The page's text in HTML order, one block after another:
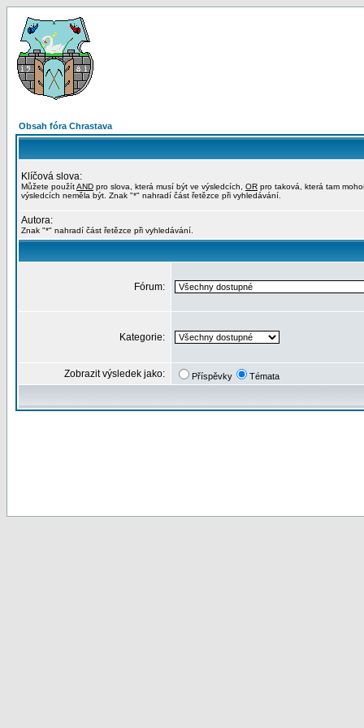
Obsah fóra Chrastava
Klíčová slova:
Můžete použítAND pro slova, která musí být ve výsledcích, OR pro taková, která tam
výsledcích neměla být. Znak "*" nahradí část řetězce při vyhledávání.
Autora:
Znak "*" nahradí část řetězce při vyhledávání.
Fórum:
Kategorie:
Zobrazit výsledek jako: Příspěvky Témata